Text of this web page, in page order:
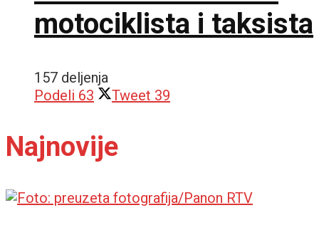
motociklista i taksista
157 deljenja
Podeli 63 Tweet 39
Najnovije